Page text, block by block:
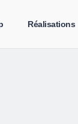
Réalisations